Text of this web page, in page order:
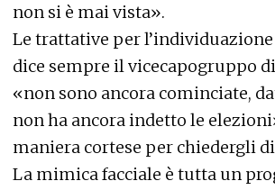
non si è mai vista».
Le trattative per l’individuazione
dice sempre il vicecapogruppo
«non sono ancora cominciate,
non ha ancora indetto le
maniera cortese per chiedergli
La mimica facciale è tutta un